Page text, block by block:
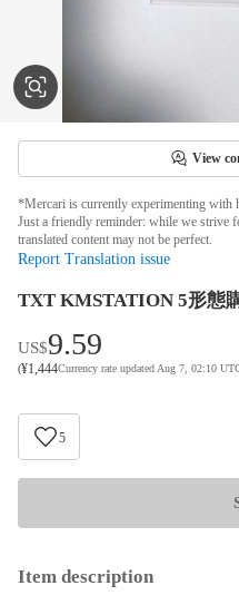
View
*Mercari is currently experimenting with
Just a friendly reminder: while we strive
translated content may not be perfect.
Report Translation issue
TXT KMSTATION 5形態
US$9.59
(¥1,444Currency rate updated Aug 7, 02:10
5
Item description